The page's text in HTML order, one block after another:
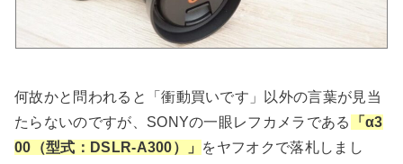
何故かと問われると「衝動買いです」以外の言葉が見当
たらないのですが、SONYの一眼レフカメラである
「α3
00（型式：DSLR-A300）」 をヤフオクで落札しまし